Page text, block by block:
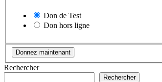
Don de Test
Don hors ligne
Rechercher
Rechercher